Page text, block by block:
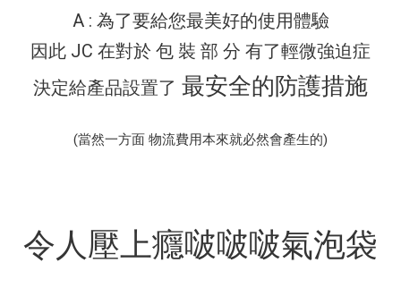
A : 為了要給您最美好的使用體驗
因此 JC 在對於 包 裝 部 分 有了輕微強迫症
決定給產品設置了 最安全的防護措施
(當然一方面 物流費用本來就必然會產生的)
令人壓上癮啵啵啵氣泡袋